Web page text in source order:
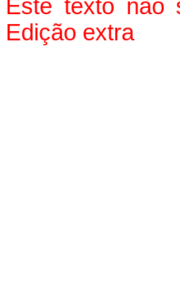
Este texto não
Edição extra